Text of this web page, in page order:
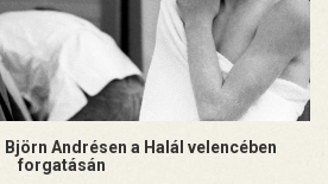
Andrésen a Halál velencében
forgatásán